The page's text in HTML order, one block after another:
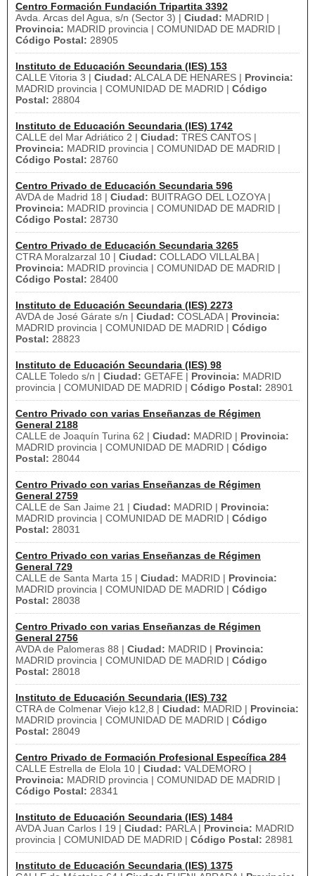
Centro Formación Fundación Tripartita 3392
Avda. Arcas del Agua, s/n (Sector 3) | Ciudad: MADRID |
Provincia: MADRID provincia | COMUNIDAD DE MADRID |
Código Postal: 28905
Instituto de Educación Secundaria (IES) 153
CALLE Vitoria 3 | Ciudad: ALCALA DE HENARES | Provincia:
MADRID provincia | COMUNIDAD DE MADRID | Código
Postal: 28804
Instituto de Educación Secundaria (IES) 1742
CALLE del Mar Adriático 2 | Ciudad: TRES CANTOS |
Provincia: MADRID provincia | COMUNIDAD DE MADRID |
Código Postal: 28760
Centro Privado de Educación Secundaria 596
AVDA de Madrid 18 | Ciudad: BUITRAGO DEL LOZOYA |
Provincia: MADRID provincia | COMUNIDAD DE MADRID |
Código Postal: 28730
Centro Privado de Educación Secundaria 3265
CTRA Moralzarzal 10 | Ciudad: COLLADO VILLALBA |
Provincia: MADRID provincia | COMUNIDAD DE MADRID |
Código Postal: 28400
Instituto de Educación Secundaria (IES) 2273
AVDA de José Gárate s/n | Ciudad: COSLADA | Provincia:
MADRID provincia | COMUNIDAD DE MADRID | Código
Postal: 28823
Instituto de Educación Secundaria (IES) 98
CALLE Toledo s/n | Ciudad: GETAFE | Provincia: MADRID
provincia | COMUNIDAD DE MADRID | Código Postal: 28901
Centro Privado con varias Enseñanzas de Régimen
General 2188
CALLE de Joaquín Turina 62 | Ciudad: MADRID | Provincia:
MADRID provincia | COMUNIDAD DE MADRID | Código
Postal: 28044
Centro Privado con varias Enseñanzas de Régimen
General 2759
CALLE de San Jaime 21 | Ciudad: MADRID | Provincia:
MADRID provincia | COMUNIDAD DE MADRID | Código
Postal: 28031
Centro Privado con varias Enseñanzas de Régimen
General 729
CALLE de Santa Marta 15 | Ciudad: MADRID | Provincia:
MADRID provincia | COMUNIDAD DE MADRID | Código
Postal: 28038
Centro Privado con varias Enseñanzas de Régimen
General 2756
AVDA de Palomeras 88 | Ciudad: MADRID | Provincia:
MADRID provincia | COMUNIDAD DE MADRID | Código
Postal: 28018
Instituto de Educación Secundaria (IES) 732
CTRA de Colmenar Viejo k12,8 | Ciudad: MADRID | Provincia:
MADRID provincia | COMUNIDAD DE MADRID | Código
Postal: 28049
Centro Privado de Formación Profesional Específica 284
CALLE Estrella de Elola 10 | Ciudad: VALDEMORO |
Provincia: MADRID provincia | COMUNIDAD DE MADRID |
Código Postal: 28341
Instituto de Educación Secundaria (IES) 1484
AVDA Juan Carlos I 19 | Ciudad: PARLA | Provincia: MADRID
provincia | COMUNIDAD DE MADRID | Código Postal: 28981
Instituto de Educación Secundaria (IES) 1375